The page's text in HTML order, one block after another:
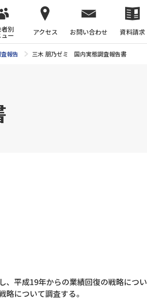
別
ー アクセス お問い合わせ 資料請求
報告 三木 朋乃ゼミ 国内実態調査報告書
平成19年からの業績回復の戦略につい
について調査する。